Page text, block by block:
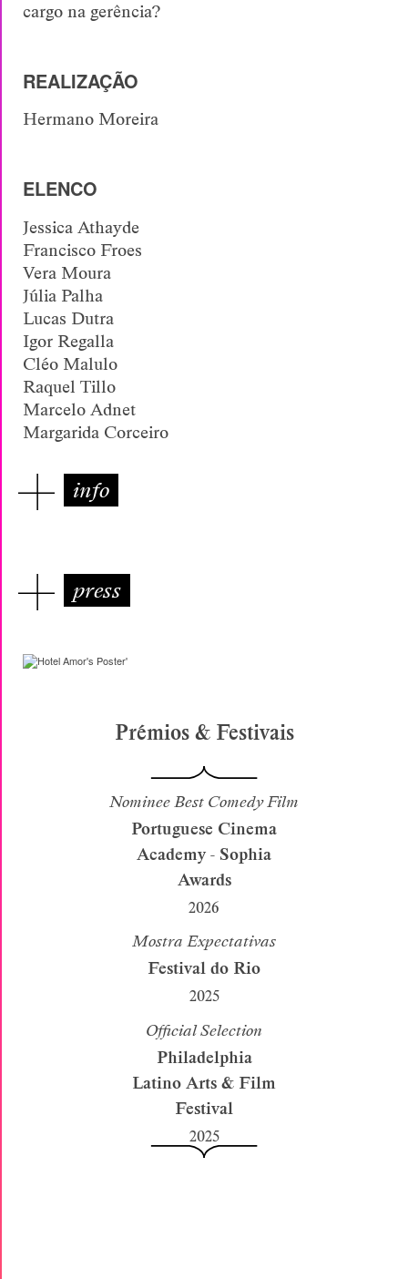
cargo na gerência?
REALIZAÇÃO
Hermano Moreira
ELENCO
Jessica Athayde
Francisco Froes
Vera Moura
Júlia Palha
Lucas Dutra
Igor Regalla
Cléo Malulo
Raquel Tillo
Marcelo Adnet
Margarida Corceiro
info
press
Prémios & Festivais
Nominee Best Comedy Film
Portuguese Cinema
Academy - Sophia
Awards
2026
Mostra Expectativas
Festival do Rio
2025
Official Selection
Philadelphia
Latino Arts & Film
Festival
2025